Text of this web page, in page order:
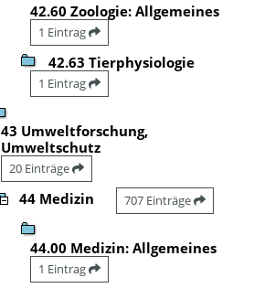
42.60 Zoologie: Allgemeines
1 Eintrag
42.63 Tierphysiologie
1 Eintrag
43 Umweltforschung,
Umweltschutz
20 Einträge
44 Medizin 707 Einträge
44.00 Medizin: Allgemeines
1 Eintrag